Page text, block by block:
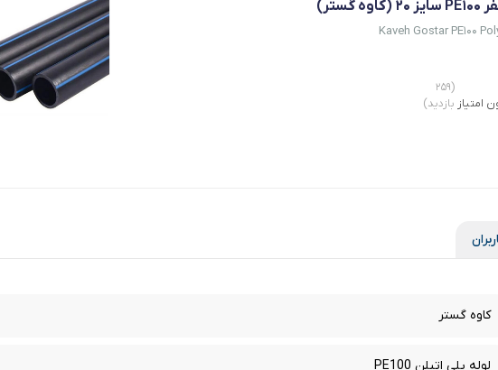
Kaveh Gostar PE100
امتیاز
(۲۵۹
بازدید)
کاوه گستر
لوله پلی اتیلن PE100